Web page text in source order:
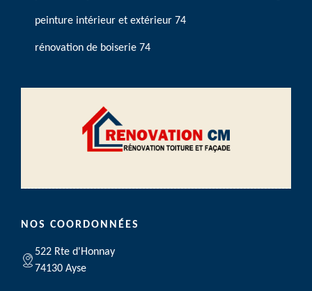
peinture intérieur et extérieur 74
rénovation de boiserie 74
NOS COORDONNÉES
522 Rte d'Honnay
74130 Ayse